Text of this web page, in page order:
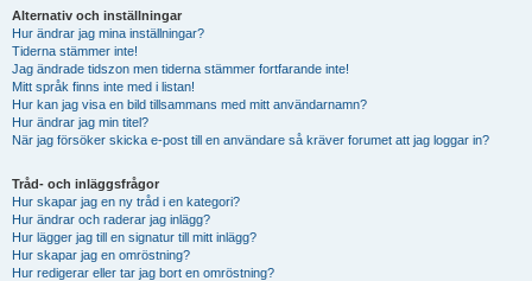
Alternativ och inställningar
Hur ändrar jag mina inställningar?
Tiderna stämmer inte!
Jag ändrade tidszon men tiderna stämmer fortfarande inte!
Mitt språk finns inte med i listan!
Hur kan jag visa en bild tillsammans med mitt användarnamn?
Hur ändrar jag min titel?
När jag försöker skicka e-post till en användare så kräver forumet att jag loggar in?
Tråd- och inläggsfrågor
Hur skapar jag en ny tråd i en kategori?
Hur ändrar och raderar jag inlägg?
Hur lägger jag till en signatur till mitt inlägg?
Hur skapar jag en omröstning?
Hur redigerar eller tar jag bort en omröstning?